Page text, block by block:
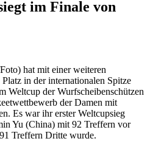
im Finale von
hat mit einer weiteren
in der internationalen Spitze
Weltcup der Wurfscheibenschützen
der Damen mit
Es war ihr erster Weltcupsieg
Yu (China) mit 92 Treffern vor
Treffern Dritte wurde.